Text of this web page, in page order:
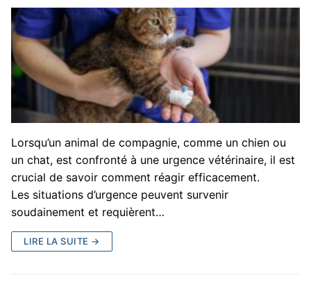
Lorsqu’un animal de compagnie, comme un chien ou
un chat, est confronté à une urgence vétérinaire, il est
crucial de savoir comment réagir efficacement.
Les situations d’urgence peuvent survenir
soudainement et requièrent…
LIRE LA SUITE →